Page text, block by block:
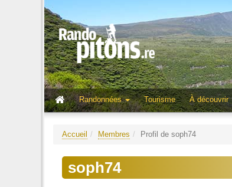
Randonnées
Tourisme À découvrir
Accueil Membres Profil de soph74
soph74